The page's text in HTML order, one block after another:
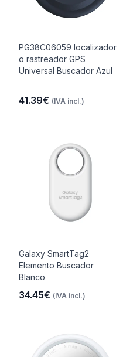
PG38C06059 localizador
o rastreador GPS
Universal Buscador Azul
41.39€ (IVA incl.)
Galaxy SmartTag2
Elemento Buscador
Blanco
34.45€ (IVA incl.)